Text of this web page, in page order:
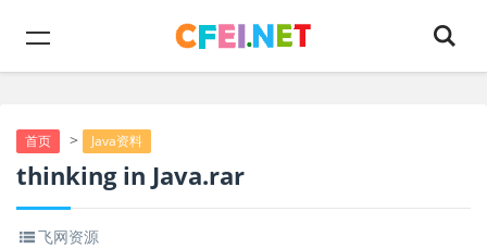
首页 > Java资料
thinking in Java.rar
飞网资源